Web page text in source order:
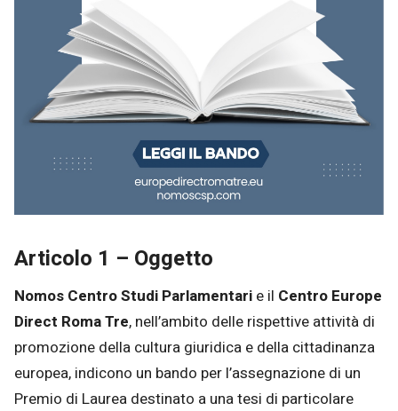
Articolo 1 – Oggetto
Nomos Centro Studi Parlamentari e il Centro Europe
Direct Roma Tre, nell’ambito delle rispettive attività di
promozione della cultura giuridica e della cittadinanza
europea, indicono un bando per l’assegnazione di un
Premio di Laurea destinato a una tesi di particolare